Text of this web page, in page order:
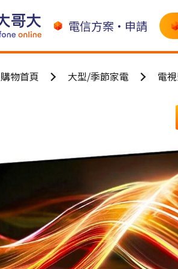
電信方案•申請
購物首頁 大型/季節家電 電